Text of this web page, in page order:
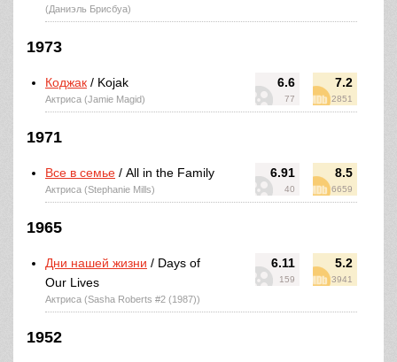
(Даниэль Брисбуа)
1973
6.6
77
7.2
2851
Коджак / Kojak
Актриса (Jamie Magid)
1971
6.91
40
8.5
6659
Все в семье / All in the Family
Актриса (Stephanie Mills)
1965
6.11
159
5.2
3941
Дни нашей жизни / Days of
Our Lives
Актриса (Sasha Roberts #2 (1987))
1952